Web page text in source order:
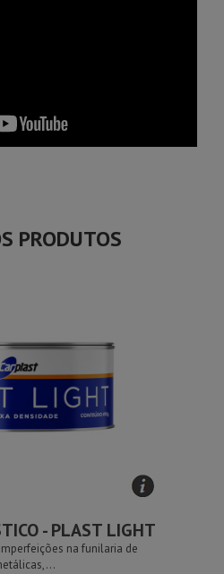
PRODUTOS
- PLAST LIGHT
na funilaria de